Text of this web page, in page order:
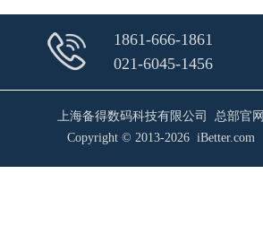
上海备得数码科技有限公司 总部官网
Copyright © 2013-2026 iBetter.com
1861-666-1861
021-6045-1456